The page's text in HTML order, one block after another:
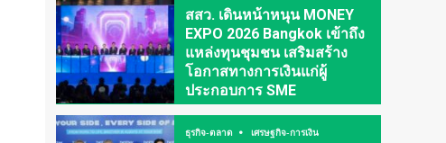
สสว. เดินหน้าหนุน MONEY
EXPO 2026 Bangkok เข้าถึง
แหล่งทุนชุมชน เสริมสร้าง
โอกาสทางการเงินแก่ผู้
ประกอบการ SME
ธุรกิจ-ตลาด เศรษฐกิจ-การเงิน